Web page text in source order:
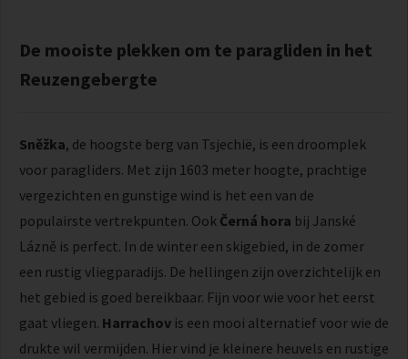
De mooiste plekken om te paragliden in het
Reuzengebergte
Sněžka, de hoogste berg van Tsjechië, is een droomplek
voor paragliders. Met zijn 1603 meter hoogte, prachtige
vergezichten en gunstige wind is het een van de
populairste vertrekpunten. Ook Černá hora bij Janské
Lázně is perfect. In de winter een skigebied, in de zomer
een rustig vliegparadijs. De hellingen zijn overzichtelijk en
het gebied is goed bereikbaar. Fijn voor wie voor het eerst
gaat vliegen. Harrachov is een mooi alternatief voor wie de
drukte wil vermijden. Hier vind je kleinere heuvels en rustige